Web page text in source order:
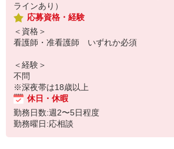
ラインあり）
応募資格・経験
＜資格＞
看護師・准看護師 いずれか必須
＜経験＞
不問
※深夜帯は18歳以上
休日・休暇
勤務日数:週2〜5日程度
勤務曜日:応相談